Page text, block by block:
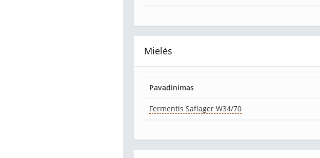
Mielės
Pavadinimas
Fermentis Saflager W34/70